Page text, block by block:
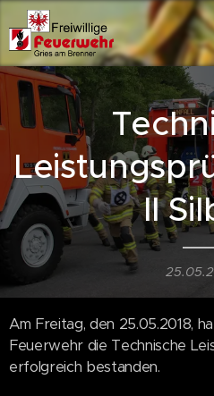
II
Am Freitag, den 25.05.2018,
Feuerwehr die Technische
erfolgreich bestanden.